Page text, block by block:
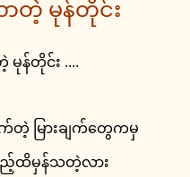
ာတဲ့ မုန်တိုင်း
မုန်တိုင်း ....
မြားချက်တွေကမှ
မှန်သတဲ့လား